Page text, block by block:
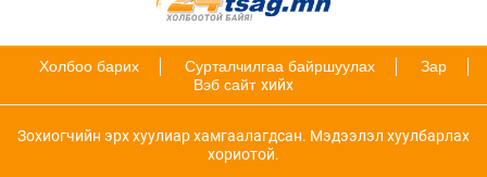
Холбоо барих Сурталчилгаа байршуулах
Зар
Вэб сайт хийх
Зохиогчийн эрх хуулиар хамгаалагдсан. Мэдээлэл хуулбарлах
хориотой.